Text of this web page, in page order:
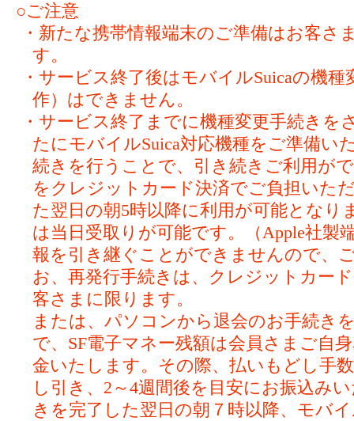
○ご注意
・新たな携帯情報端末のご準備はお客さ
す。
・サービス終了後はモバイルSuicaの機
作）はできません。
・サービス終了までに機種変更手続きを
たにモバイルSuica対応機種をご準備い
続きを行うことで、引き続きご利用が
をクレジットカード決済でご負担いた
た翌日の朝5時以降に利用が可能となり
は当日受取りが可能です。（Apple社製
報を引き継ぐことができませんので、
お、再発行手続きは、クレジットカー
客さまに限ります。
または、パソコンから退会のお手続き
で、SF電子マネー残額は会員さまご自
金いたします。その際、払いもどし手
し引き、2～4週間後を目安にお振込み
きを完了した翌日の朝７時以降、モバ